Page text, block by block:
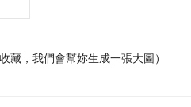
藏，我們會幫妳生成一張大圖）